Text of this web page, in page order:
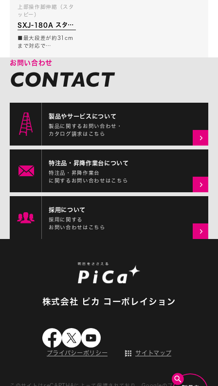
SXJ-180A スタッ
上部操作脚伸縮（スタ
ッピー）
■最大段差が約31cm
まで対応で…
お問い合わせ
製品やサービスについて
製品に関するお問い合わせ・
カタログ請求はこちら
特注品・昇降作業台について
特注品・昇降作業台
に関するお問い合わせはこちら
採用について
採用に関する
お問い合わせはこちら
株式会社 ピカ コーポレイション
プライバシーポリシー サイトマップ